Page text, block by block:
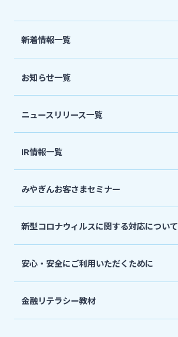
株主・投資家の皆さま
ニュースリリース一覧
採用情報
新着情報一覧
お知らせ一覧
ニュースリリース一覧
IR情報一覧
みやぎんお客さまセミナー
新型コロナウィルスに関する対応について
安心・安全にご利用いただくために
金融リテラシー教材